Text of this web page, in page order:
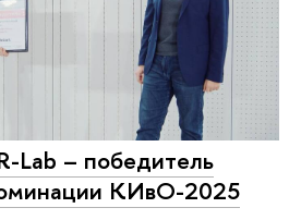
Lab – победитель
КИвО-2025